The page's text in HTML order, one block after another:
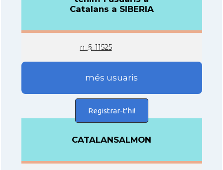
Catalans a SIBERIA
n_§_11525
més usuaris
Registrar-t'hi!
CATALANSALMON